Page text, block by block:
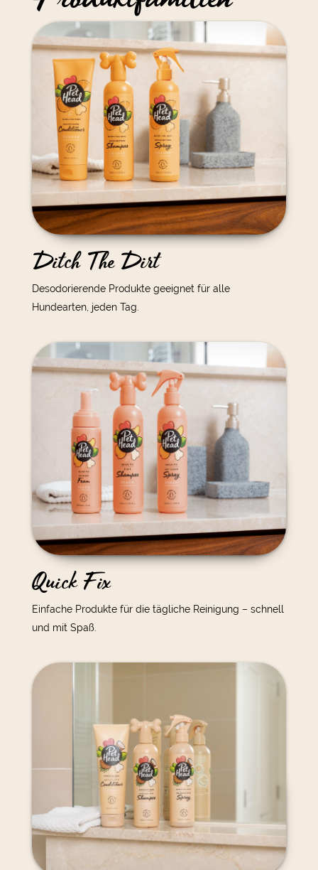
Ditch The Dirt
Desodorierende Produkte geeignet für alle
Hundearten, jeden Tag.
Quick Fix
Einfache Produkte für die tägliche Reinigung – schnell
und mit Spaß.